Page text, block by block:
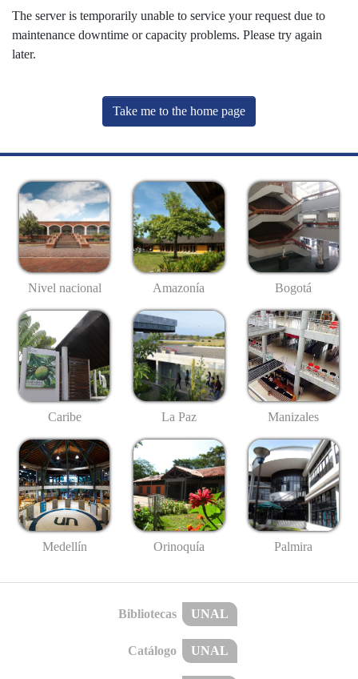
The server is temporarily unable to service your request due to
maintenance downtime or capacity problems. Please try again
later.
Take me to the home page
Nivel nacional Amazonía Bogotá
Caribe La Paz Manizales
Medellín Orinoquía Palmira
Bibliotecas UNAL
Catálogo UNAL